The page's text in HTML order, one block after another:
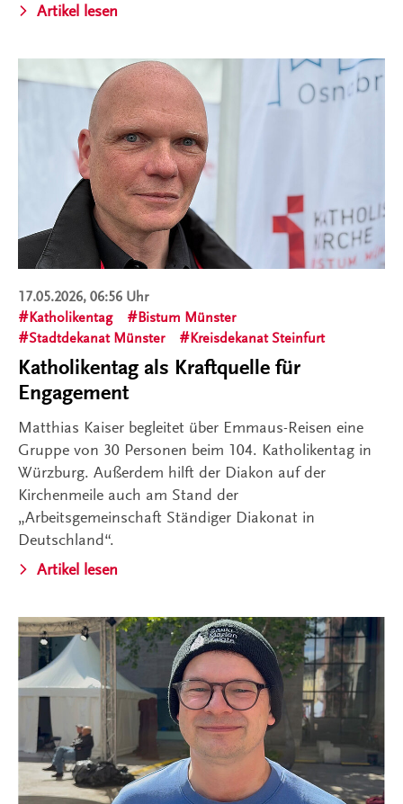
Artikel lesen
17.05.2026, 06:56 Uhr
Katholikentag
Bistum Münster
Stadtdekanat Münster
Kreisdekanat Steinfurt
Katholikentag als Kraftquelle für
Engagement
Matthias Kaiser begleitet über Emmaus-Reisen eine
Gruppe von 30 Personen beim 104. Katholikentag in
Würzburg. Außerdem hilft der Diakon auf der
Kirchenmeile auch am Stand der
„Arbeitsgemeinschaft Ständiger Diakonat in
Deutschland“.
Artikel lesen